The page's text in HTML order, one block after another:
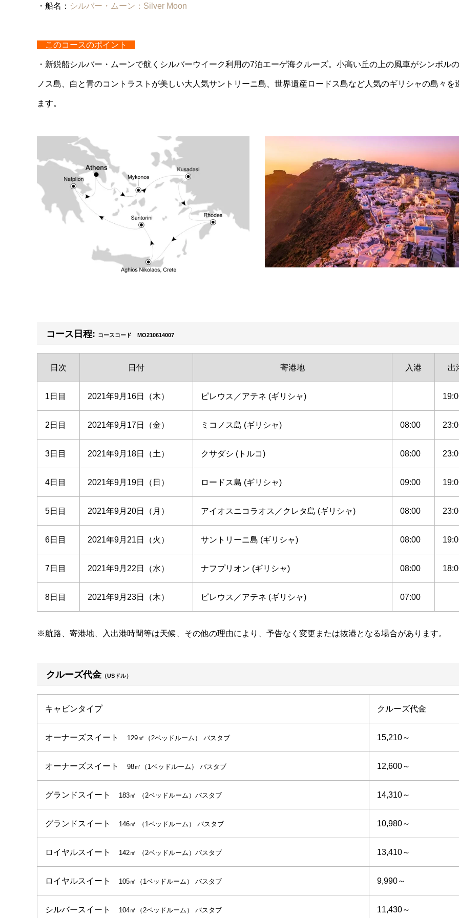
・船名： シルバー・ムーン：Silver Moon
このコースのポイント
・新鋭船シルバー・ムーンで航くシルバーウイーク利用の7泊エーゲ海クルーズ。小高い丘の上の風車がシンボル
ノス島、白と青のコントラストが美しい大人気サントリーニ島、世界遺産ロードス島など人気のギリシャの島々を
ます。
コース日程: コースコード MO210614007
日次 日付 寄港地 入港 出
1日目 2021年9月16日（木） ピレウス／アテネ (ギリシャ)
2日目 2021年9月17日（金） ミコノス島 (ギリシャ) 08:00
3日目 2021年9月18日（土） クサダシ (トルコ) 08:00
4日目 2021年9月19日（日） ロードス島 (ギリシャ) 09:00
5日目 2021年9月20日（月） アイオスニコラオス／クレタ島 (ギリシャ) 08:00
6日目 2021年9月21日（火） サントリーニ島 (ギリシャ) 08:00
7日目 2021年9月22日（水） ナフプリオン (ギリシャ) 08:00
8日目 2021年9月23日（木） ピレウス／アテネ (ギリシャ) 07:00
※航路、寄港地、入出港時間等は天候、その他の理由により、予告なく変更または抜港となる場合があります。
クルーズ代金 （USドル）
キャビンタイプ クルーズ代金
オーナーズスイート 129㎡（2ベッドルーム） バスタブ 15,210～
オーナーズスイート 98㎡（1ベッドルーム） バスタブ 12,600～
グランドスイート 183㎡ （2ベッドルーム）バスタブ 14,310～
グランドスイート 146㎡ （1ベッドルーム） バスタブ 10,980～
ロイヤルスイート 142㎡ （2ベッドルーム）バスタブ 13,410～
ロイヤルスイート 105㎡（1ベッドルーム） バスタブ 9,990～
シルバースイート 104㎡（2ベッドルーム） バスタブ 11,430～